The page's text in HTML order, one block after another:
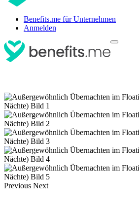
Benefits.me für Unternehmen
Anmelden
Previous Next